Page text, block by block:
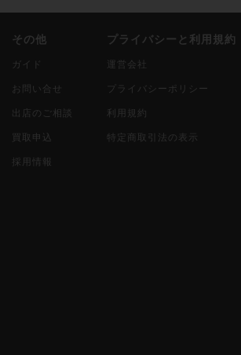
その他
ガイド
お問い合せ
出店のご相談
買取申込
採用情報
プライバシーと利用規約
運営会社
プライバシーポリシー
利用規約
特定商取引法の表示